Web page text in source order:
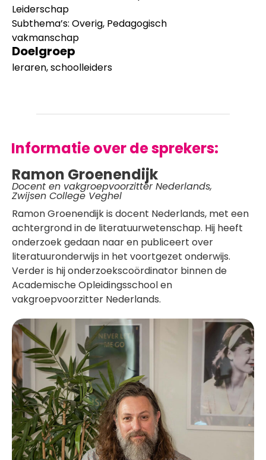
Leiderschap
Subthema’s: Overig, Pedagogisch
vakmanschap
Doelgroep
leraren,schoolleiders
Informatie over de sprekers:
Ramon Groenendijk
Docent en vakgroepvoorzitter Nederlands,
Zwijsen College Veghel
Ramon Groenendijk is docent Nederlands, met een
achtergrond in de literatuurwetenschap. Hij heeft
onderzoek gedaan naar en publiceert over
literatuuronderwijs in het voortgezet onderwijs.
Verder is hij onderzoekscoördinator binnen de
Academische Opleidingsschool en
vakgroepvoorzitter Nederlands.